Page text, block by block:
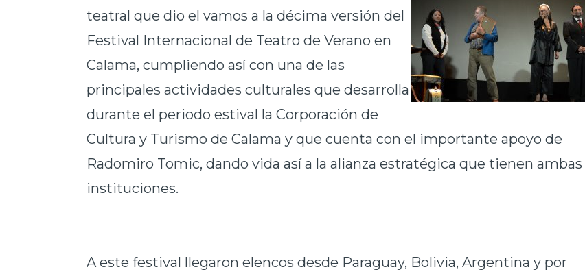
teatral que dio el vamos a la décima versión del
Festival Internacional de Teatro de Verano en
Calama, cumpliendo así con una de las
principales actividades culturales que desarrolla
durante el periodo estival la Corporación de
Cultura y Turismo de Calama y que cuenta con el importante apoyo de
Radomiro Tomic, dando vida así a la alianza estratégica que tienen ambas
instituciones.
A este festival llegaron elencos desde Paraguay, Bolivia, Argentina y por